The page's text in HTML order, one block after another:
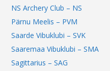
NS Archery Club – NS
Pärnu Meelis – PVM
Saarde Vibuklubi – SVK
Saaremaa Vibuklubi – SMA
Sagittarius – SAG